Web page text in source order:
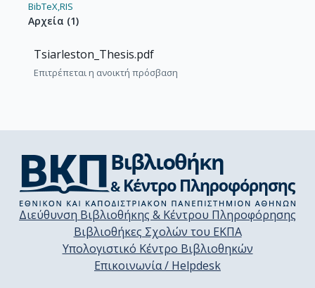
BibTeX,RIS
Αρχεία (1)
Tsiarleston_Thesis.pdf
Επιτρέπεται η ανοικτή πρόσβαση
Διεύθυνση Βιβλιοθήκης & Κέντρου Πληροφόρησης
Βιβλιοθήκες Σχολών του ΕΚΠΑ
Υπολογιστικό Κέντρο Βιβλιοθηκών
Επικοινωνία / Helpdesk